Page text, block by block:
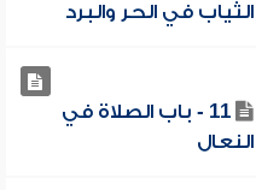
الثياب في الحر والبرد
11 - باب الصلاة في
النعال